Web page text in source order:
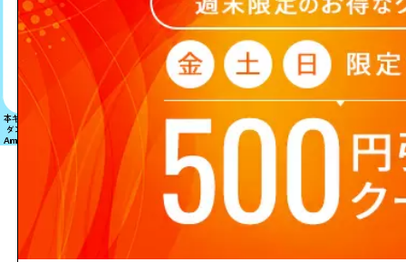
該当する商品は見つかりません